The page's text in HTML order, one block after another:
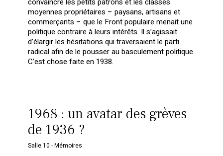
moyennes propriétaires – paysans, artisans et
commerçants – que le Front populaire menait une
politique contraire à leurs intérêts. Il s’agissait
d’élargir les hésitations qui traversaient le parti
radical afin de le pousser au basculement politique.
C’est chose faite en 1938.
1968 : un avatar des grèves
de 1936 ?
Salle 10 - Mémoires